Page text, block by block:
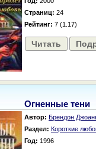
Страниц: 24
Рейтинг: 7 (1.17)
Читать
Огненные тени
Автор: Брендон
Раздел: Короткие
Год: 1996